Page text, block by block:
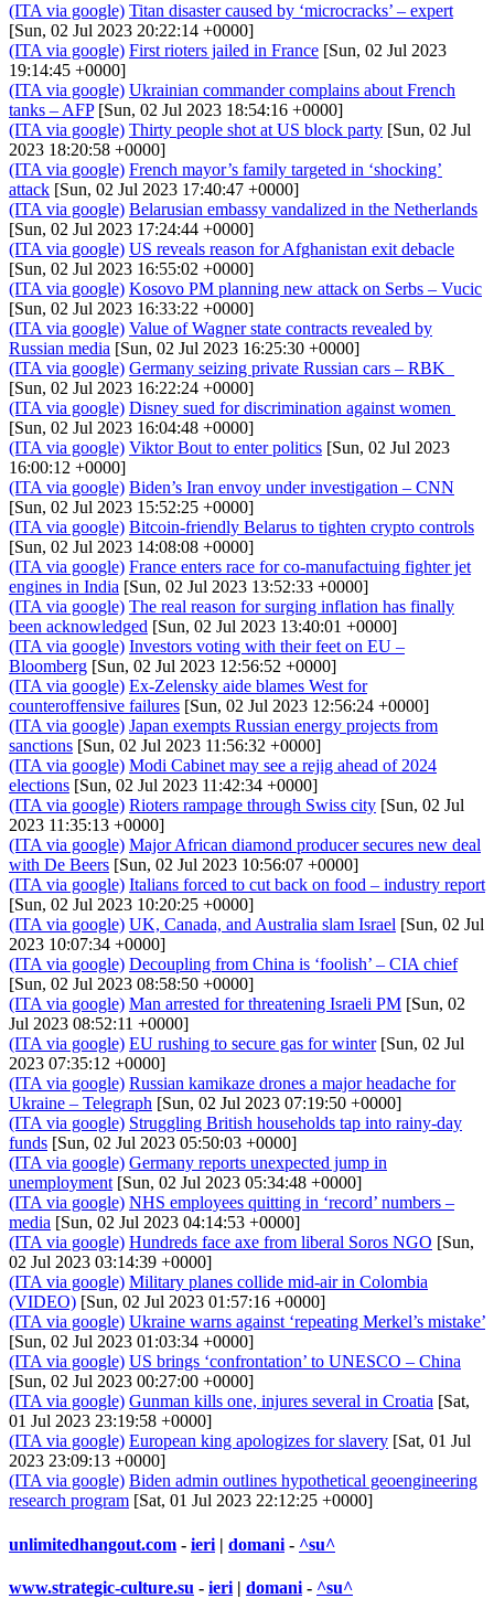
(ITA via google) Titan disaster caused by ‘microcracks’ – expert
[Sun, 02 Jul 2023 20:22:14 +0000]
(ITA via google) First rioters jailed in France [Sun, 02 Jul 2023
19:14:45 +0000]
(ITA via google) Ukrainian commander complains about French
tanks – AFP[Sun, 02 Jul 2023 18:54:16 +0000]
(ITA via google) Thirty people shot at US block party [Sun, 02 Jul
2023 18:20:58 +0000]
(ITA via google) French mayor’s family targeted in ‘shocking’
attack [Sun, 02 Jul 2023 17:40:47 +0000]
(ITA via google) Belarusian embassy vandalized in the Netherlands
[Sun, 02 Jul 2023 17:24:44 +0000]
(ITA via google) US reveals reason for Afghanistan exit debacle
[Sun, 02 Jul 2023 16:55:02 +0000]
(ITA via google) Kosovo PM planning new attack on Serbs – Vucic
[Sun, 02 Jul 2023 16:33:22 +0000]
(ITA via google) Value of Wagner state contracts revealed by
Russian media [Sun, 02 Jul 2023 16:25:30 +0000]
(ITA via google) Germany seizing private Russian cars – RBK
[Sun, 02 Jul 2023 16:22:24 +0000]
(ITA via google) Disney sued for discrimination against women
[Sun, 02 Jul 2023 16:04:48 +0000]
(ITA via google) Viktor Bout to enter politics [Sun, 02 Jul 2023
16:00:12 +0000]
(ITA via google) Biden’s Iran envoy under investigation – CNN
[Sun, 02 Jul 2023 15:52:25 +0000]
(ITA via google) Bitcoin-friendly Belarus to tighten crypto controls
[Sun, 02 Jul 2023 14:08:08 +0000]
(ITA via google) France enters race for co-manufactuing fighter jet
engines in India [Sun, 02 Jul 2023 13:52:33 +0000]
(ITA via google) The real reason for surging inflation has finally
been acknowledged [Sun, 02 Jul 2023 13:40:01 +0000]
(ITA via google) Investors voting with their feet on EU –
Bloomberg [Sun, 02 Jul 2023 12:56:52 +0000]
(ITA via google) Ex-Zelensky aide blames West for
counteroffensive failures [Sun, 02 Jul 2023 12:56:24 +0000]
(ITA via google) Japan exempts Russian energy projects from
sanctions [Sun, 02 Jul 2023 11:56:32 +0000]
(ITA via google) Modi Cabinet may see a rejig ahead of 2024
elections [Sun, 02 Jul 2023 11:42:34 +0000]
(ITA via google) Rioters rampage through Swiss city [Sun, 02 Jul
2023 11:35:13 +0000]
(ITA via google) Major African diamond producer secures new deal
with De Beers [Sun, 02 Jul 2023 10:56:07 +0000]
(ITA via google) Italians forced to cut back on food – industry report
[Sun, 02 Jul 2023 10:20:25 +0000]
(ITA via google) UK, Canada, and Australia slam Israel [Sun, 02 Jul
2023 10:07:34 +0000]
(ITA via google) Decoupling from China is ‘foolish’ – CIA chief
[Sun, 02 Jul 2023 08:58:50 +0000]
(ITA via google) Man arrested for threatening Israeli PM [Sun, 02
Jul 2023 08:52:11 +0000]
(ITA via google) EU rushing to secure gas for winter[Sun, 02 Jul
2023 07:35:12 +0000]
(ITA via google) Russian kamikaze drones a major headache for
Ukraine – Telegraph [Sun, 02 Jul 2023 07:19:50 +0000]
(ITA via google) Struggling British households tap into rainy-day
funds [Sun, 02 Jul 2023 05:50:03 +0000]
(ITA via google) Germany reports unexpected jump in
unemployment [Sun, 02 Jul 2023 05:34:48 +0000]
(ITA via google) NHS employees quitting in ‘record’ numbers –
media [Sun, 02 Jul 2023 04:14:53 +0000]
(ITA via google) Hundreds face axe from liberal Soros NGO [Sun,
02 Jul 2023 03:14:39 +0000]
(ITA via google) Military planes collide mid-air in Colombia
(VIDEO) [Sun, 02 Jul 2023 01:57:16 +0000]
(ITA via google) Ukraine warns against ‘repeating Merkel’s mistake’
[Sun, 02 Jul 2023 01:03:34 +0000]
(ITA via google) US brings ‘confrontation’ to UNESCO – China
[Sun, 02 Jul 2023 00:27:00 +0000]
(ITA via google) Gunman kills one, injures several in Croatia [Sat,
01 Jul 2023 23:19:58 +0000]
(ITA via google) European king apologizes for slavery [Sat, 01 Jul
2023 23:09:13 +0000]
(ITA via google) Biden admin outlines hypothetical geoengineering
research program [Sat, 01 Jul 2023 22:12:25 +0000]
unlimitedhangout.com - ieri | domani - ^su^
www.strategic-culture.su - ieri | domani - ^su^